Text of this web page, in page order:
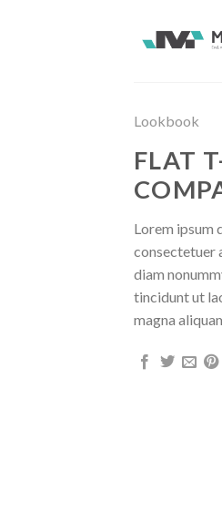
Lookbook
FLAT
Lorem ipsum
consectetuer
diam
tincidunt ut
magna